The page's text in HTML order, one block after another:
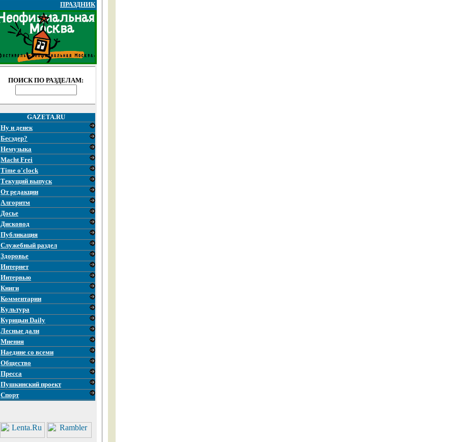
ПРАЗДНИК
ПОИСК ПО РАЗДЕЛАМ:
GAZETA.RU
Ну и денек
Бесэдер?
Немузыка
Macht Frei
Time o'clock
Текущий выпуск
От редакции
Алгоритм
Досье
Дисковод
Публикация
Служебный раздел
Здоровье
Интернет
Интервью
Книги
Комментарии
Культура
Курицын Daily
Лесные дали
Мнения
Наедине со всеми
Общество
Пресса
Пушкинский проект
Спорт